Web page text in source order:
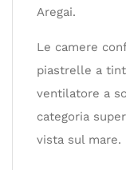
Aregai.
Le camere
piastrelle a
ventilatore a
categoria
vista sul mare.